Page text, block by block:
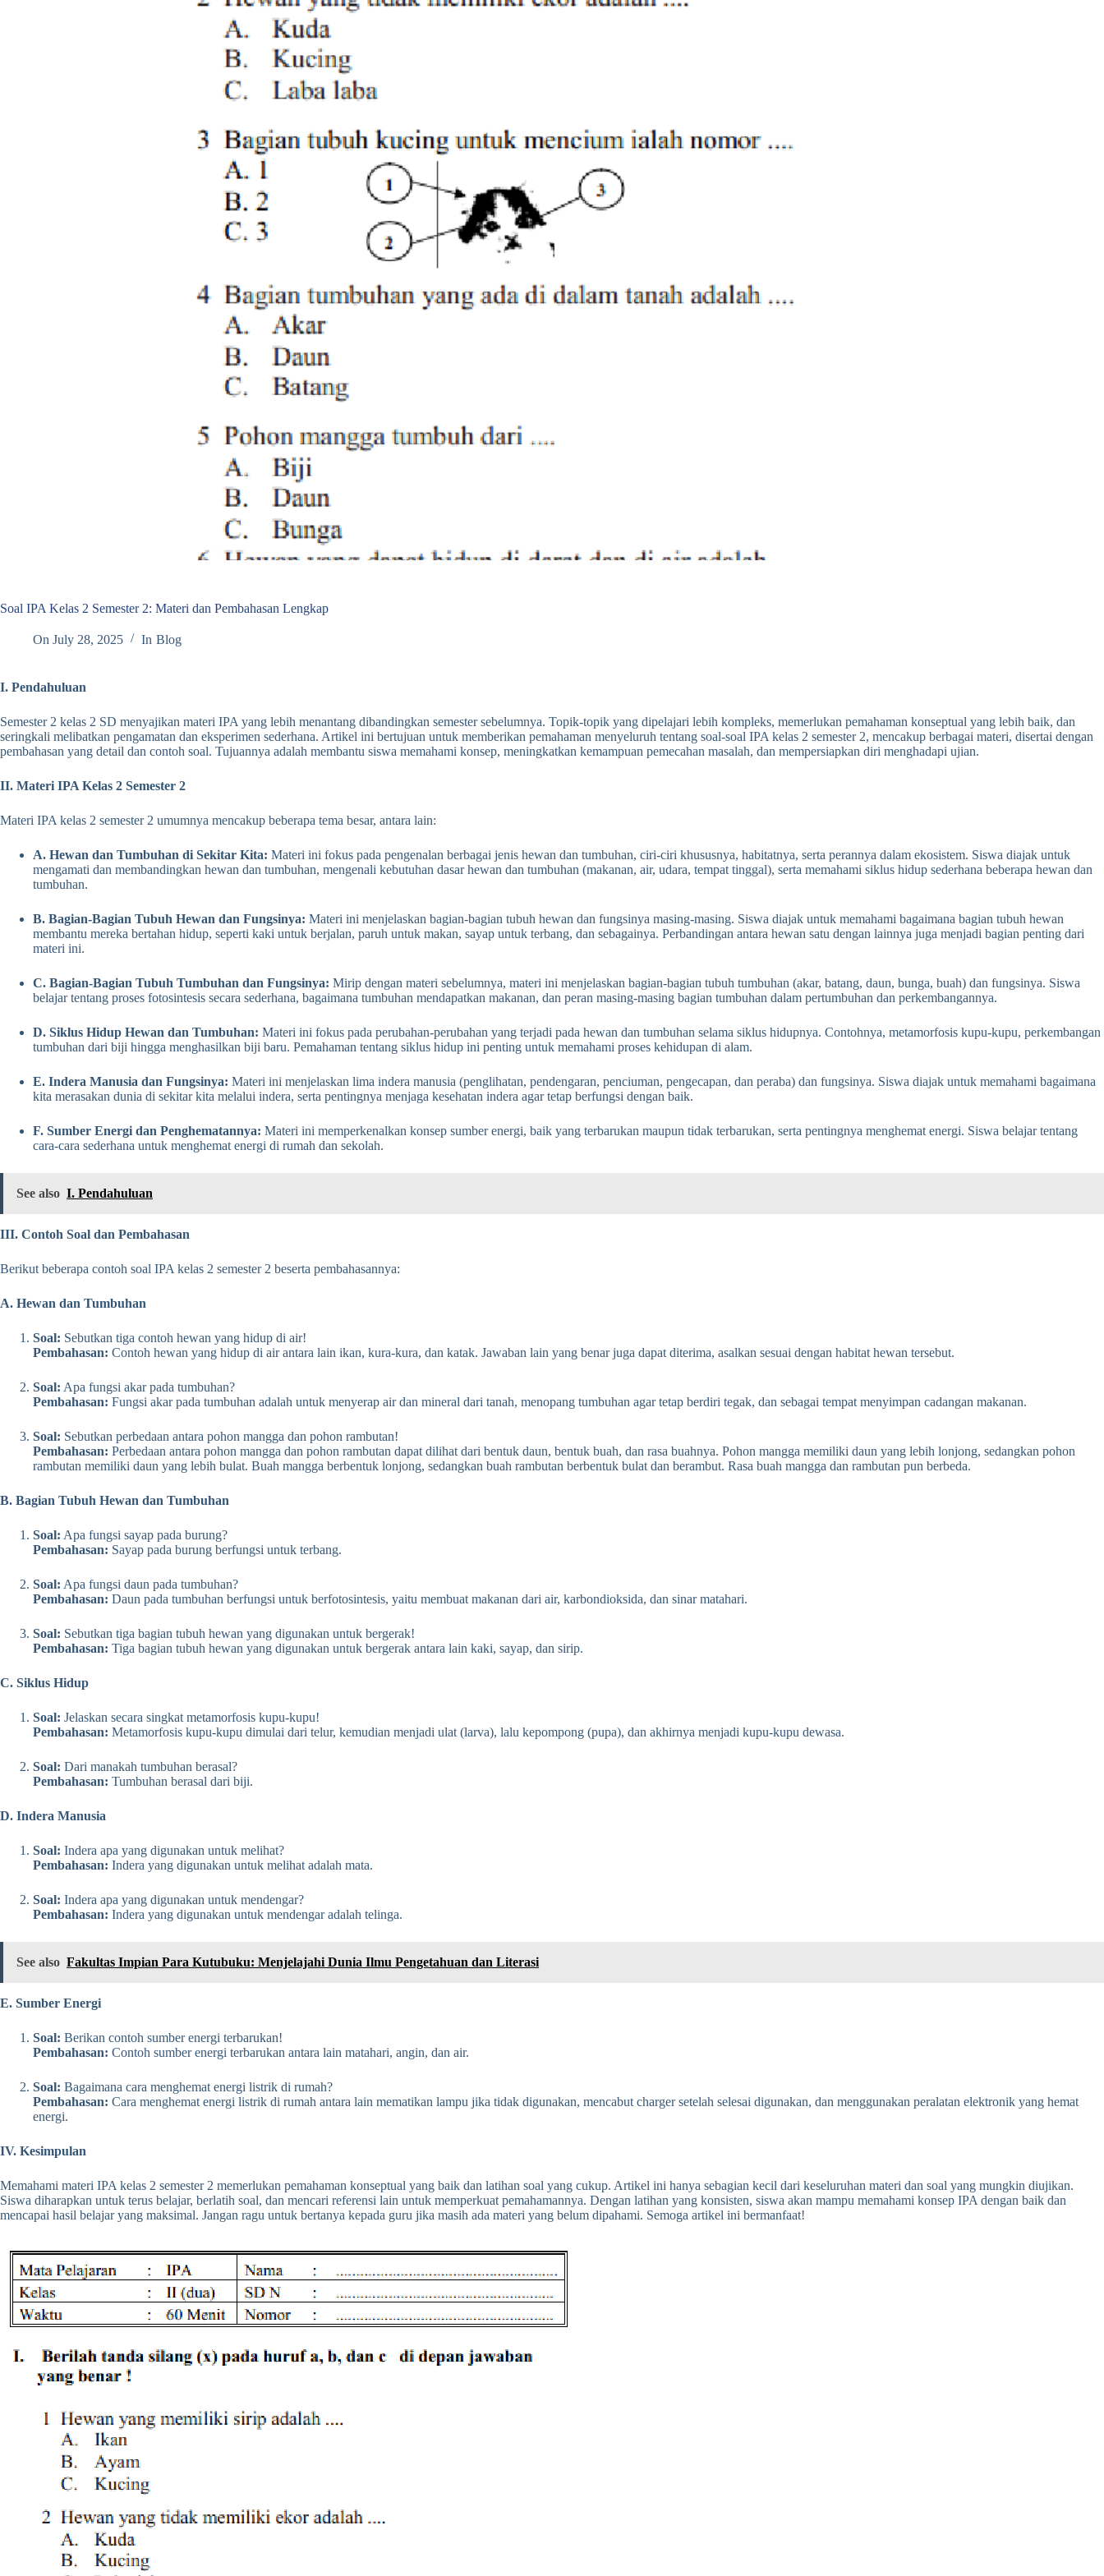
Soal IPA Kelas 2 Semester 2: Materi dan Pembahasan Lengkap
On July 28, 2025 In Blog
I. Pendahuluan
Semester 2 kelas 2 SD menyajikan materi IPA yang lebih menantang dibandingkan semester sebelumnya. Topik-topik yang dipelajari lebih kompleks, memerlukan pemahaman konseptual yang lebih baik, dan
seringkali melibatkan pengamatan dan eksperimen sederhana. Artikel ini bertujuan untuk memberikan pemahaman menyeluruh tentang soal-soal IPA kelas 2 semester 2, mencakup berbagai materi, disertai dengan
pembahasan yang detail dan contoh soal. Tujuannya adalah membantu siswa memahami konsep, meningkatkan kemampuan pemecahan masalah, dan mempersiapkan diri menghadapi ujian.
II. Materi IPA Kelas 2 Semester 2
Materi IPA kelas 2 semester 2 umumnya mencakup beberapa tema besar, antara lain:
A. Hewan dan Tumbuhan di Sekitar Kita: Materi ini fokus pada pengenalan berbagai jenis hewan dan tumbuhan, ciri-ciri khususnya, habitatnya, serta perannya dalam ekosistem. Siswa diajak untuk
mengamati dan membandingkan hewan dan tumbuhan, mengenali kebutuhan dasar hewan dan tumbuhan (makanan, air, udara, tempat tinggal), serta memahami siklus hidup sederhana beberapa hewan dan
tumbuhan.
B. Bagian-Bagian Tubuh Hewan dan Fungsinya: Materi ini menjelaskan bagian-bagian tubuh hewan dan fungsinya masing-masing. Siswa diajak untuk memahami bagaimana bagian tubuh hewan
membantu mereka bertahan hidup, seperti kaki untuk berjalan, paruh untuk makan, sayap untuk terbang, dan sebagainya. Perbandingan antara hewan satu dengan lainnya juga menjadi bagian penting dari
materi ini.
C. Bagian-Bagian Tubuh Tumbuhan dan Fungsinya: Mirip dengan materi sebelumnya, materi ini menjelaskan bagian-bagian tubuh tumbuhan (akar, batang, daun, bunga, buah) dan fungsinya. Siswa
belajar tentang proses fotosintesis secara sederhana, bagaimana tumbuhan mendapatkan makanan, dan peran masing-masing bagian tumbuhan dalam pertumbuhan dan perkembangannya.
D. Siklus Hidup Hewan dan Tumbuhan: Materi ini fokus pada perubahan-perubahan yang terjadi pada hewan dan tumbuhan selama siklus hidupnya. Contohnya, metamorfosis kupu-kupu, perkembangan
tumbuhan dari biji hingga menghasilkan biji baru. Pemahaman tentang siklus hidup ini penting untuk memahami proses kehidupan di alam.
E. Indera Manusia dan Fungsinya: Materi ini menjelaskan lima indera manusia (penglihatan, pendengaran, penciuman, pengecapan, dan peraba) dan fungsinya. Siswa diajak untuk memahami bagaimana
kita merasakan dunia di sekitar kita melalui indera, serta pentingnya menjaga kesehatan indera agar tetap berfungsi dengan baik.
F. Sumber Energi dan Penghematannya: Materi ini memperkenalkan konsep sumber energi, baik yang terbarukan maupun tidak terbarukan, serta pentingnya menghemat energi. Siswa belajar tentang
cara-cara sederhana untuk menghemat energi di rumah dan sekolah.
See also I. Pendahuluan
III. Contoh Soal dan Pembahasan
Berikut beberapa contoh soal IPA kelas 2 semester 2 beserta pembahasannya:
A. Hewan dan Tumbuhan
Soal: Sebutkan tiga contoh hewan yang hidup di air!
Pembahasan: Contoh hewan yang hidup di air antara lain ikan, kura-kura, dan katak. Jawaban lain yang benar juga dapat diterima, asalkan sesuai dengan habitat hewan tersebut.
Soal: Apa fungsi akar pada tumbuhan?
Pembahasan: Fungsi akar pada tumbuhan adalah untuk menyerap air dan mineral dari tanah, menopang tumbuhan agar tetap berdiri tegak, dan sebagai tempat menyimpan cadangan makanan.
Soal: Sebutkan perbedaan antara pohon mangga dan pohon rambutan!
Pembahasan: Perbedaan antara pohon mangga dan pohon rambutan dapat dilihat dari bentuk daun, bentuk buah, dan rasa buahnya. Pohon mangga memiliki daun yang lebih lonjong, sedangkan pohon
rambutan memiliki daun yang lebih bulat. Buah mangga berbentuk lonjong, sedangkan buah rambutan berbentuk bulat dan berambut. Rasa buah mangga dan rambutan pun berbeda.
B. Bagian Tubuh Hewan dan Tumbuhan
Soal: Apa fungsi sayap pada burung?
Pembahasan: Sayap pada burung berfungsi untuk terbang.
Soal: Apa fungsi daun pada tumbuhan?
Pembahasan: Daun pada tumbuhan berfungsi untuk berfotosintesis, yaitu membuat makanan dari air, karbondioksida, dan sinar matahari.
Soal: Sebutkan tiga bagian tubuh hewan yang digunakan untuk bergerak!
Pembahasan: Tiga bagian tubuh hewan yang digunakan untuk bergerak antara lain kaki, sayap, dan sirip.
C. Siklus Hidup
Soal: Jelaskan secara singkat metamorfosis kupu-kupu!
Pembahasan: Metamorfosis kupu-kupu dimulai dari telur, kemudian menjadi ulat (larva), lalu kepompong (pupa), dan akhirnya menjadi kupu-kupu dewasa.
Soal: Dari manakah tumbuhan berasal?
Pembahasan: Tumbuhan berasal dari biji.
D. Indera Manusia
Soal: Indera apa yang digunakan untuk melihat?
Pembahasan: Indera yang digunakan untuk melihat adalah mata.
Soal: Indera apa yang digunakan untuk mendengar?
Pembahasan: Indera yang digunakan untuk mendengar adalah telinga.
See also Fakultas Impian Para Kutubuku: Menjelajahi Dunia Ilmu Pengetahuan dan Literasi
E. Sumber Energi
Soal: Berikan contoh sumber energi terbarukan!
Pembahasan: Contoh sumber energi terbarukan antara lain matahari, angin, dan air.
Soal: Bagaimana cara menghemat energi listrik di rumah?
Pembahasan: Cara menghemat energi listrik di rumah antara lain mematikan lampu jika tidak digunakan, mencabut charger setelah selesai digunakan, dan menggunakan peralatan elektronik yang hemat
energi.
IV. Kesimpulan
Memahami materi IPA kelas 2 semester 2 memerlukan pemahaman konseptual yang baik dan latihan soal yang cukup. Artikel ini hanya sebagian kecil dari keseluruhan materi dan soal yang mungkin diujikan.
Siswa diharapkan untuk terus belajar, berlatih soal, dan mencari referensi lain untuk memperkuat pemahamannya. Dengan latihan yang konsisten, siswa akan mampu memahami konsep IPA dengan baik dan
mencapai hasil belajar yang maksimal. Jangan ragu untuk bertanya kepada guru jika masih ada materi yang belum dipahami. Semoga artikel ini bermanfaat!